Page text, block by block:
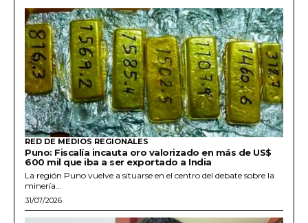
RED DE MEDIOS REGIONALES
Puno: Fiscalía incauta oro valorizado en más de US$
600 mil que iba a ser exportado a India
La región Puno vuelve a situarse en el centro del debate sobre la
minería...
31/07/2026